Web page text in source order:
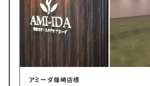
アミーダ篠崎店様